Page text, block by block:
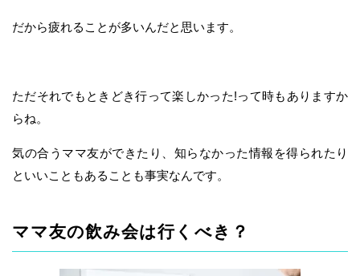
だから疲れることが多いんだと思います。
ただそれでもときどき行って楽しかった!って時もありますか
らね。
気の合うママ友ができたり、知らなかった情報を得られたり
といいこともあることも事実なんです。
ママ友の飲み会は行くべき？